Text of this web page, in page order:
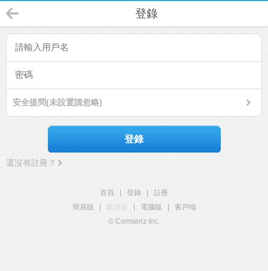
登錄
安全提問(未設置請忽略)
登錄
還沒有註冊？
首頁 登錄
註冊
簡易版
觸屏版 電腦版
客戶端
© Comsenz Inc.